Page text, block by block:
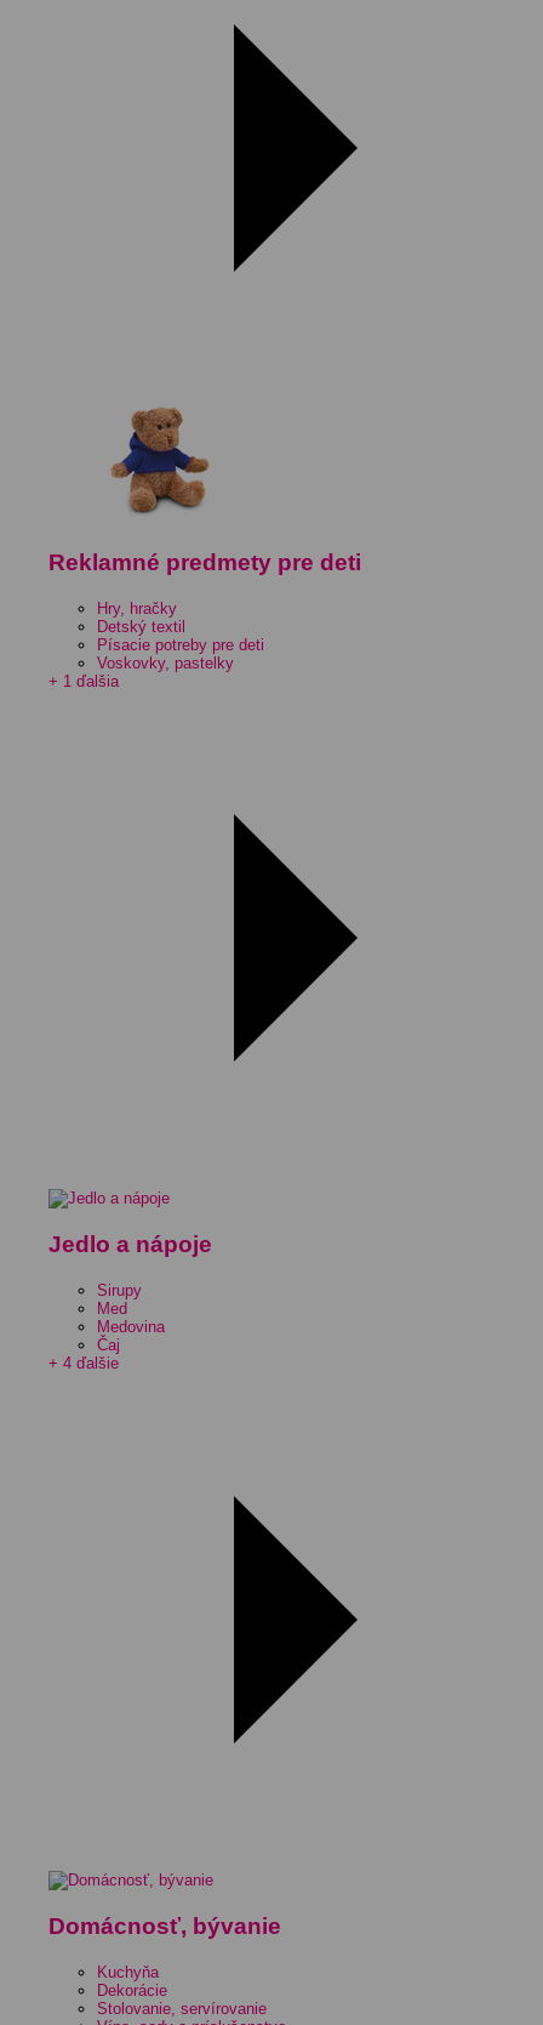
Reklamné predmety pre deti
Hry, hračky
Detský textil
Písacie potreby pre deti
Voskovky, pastelky
+ 1 ďalšia
Jedlo a nápoje
Sirupy
Med
Medovina
Čaj
+ 4 ďalšie
Domácnosť, bývanie
Kuchyňa
Dekorácie
Stolovanie, servírovanie